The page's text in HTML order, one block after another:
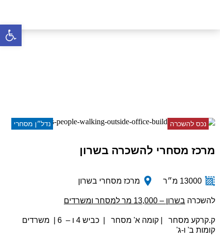
מרכז מסחרי להשכרה בשרון
נדל״ן מסחרי נכס להשכרה
מרכז מסחרי להשכרה בשרון
13000 מ״ר מרכז מסחרי בשרון
להשכרה בשרון – 13,000 מר למסחר ומשרדים
ק.קרקע מסחר קומה א' מסחר כביש 4 ו – 6
משרדים
קומות ב' ו-ג'
פתח